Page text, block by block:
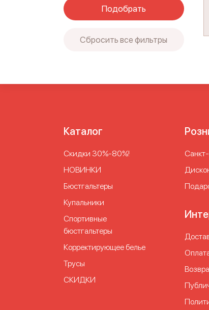
Подобрать
Сбросить все фильтры
Каталог
Скидки 30%-80%!
НОВИНКИ
Бюстгальтеры
Купальники
Спортивные
бюстгальтеры
Корректирующее белье
Трусы
СКИДКИ